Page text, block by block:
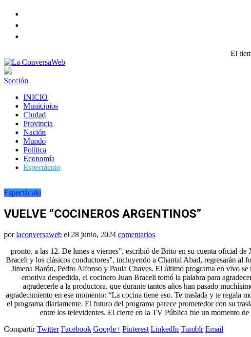
El
Sección
INICIO
Municipios
Ciudad
Provincia
Nación
Mundo
Política
Economía
Espectáculo
Espectáculo
VUELVE “COCINEROS ARGENTINOS”
porlaconversaweb el 28 junio, 2024 comentarios
pronto, a las 12. De lunes a viernes”, escribió de Brito en su cuenta oficial
Braceli y los clásicos conductores”, incluyendo a Chantal Abad, regresarán al
Jimena Barón, Pedro Alfonso y Paula Chaves. El último programa en vivo
emotiva despedida, el cocinero Juan Braceli tomó la palabra para
agradecerle a la productora, que durante tantos años han pasado
agradecimiento en ese momento: “La cocina tiene eso. Te traslada y te
el programa diariamente. El futuro del programa parece prometedor con su
entre los televidentes. El cierre en la TV Pública fue un momento
Compartir Twitter Facebook Google+ Pinterest LinkedIn Tumblr Email